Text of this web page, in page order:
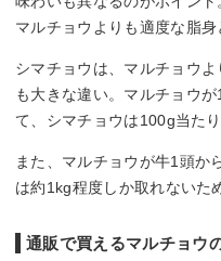
マルチョウよりも適度な脂身
シマチョウは、マルチョウ
も大きな違い。マルチョウ
て、シマチョウは100g当た
また、マルチョウが牛1頭か
は約1kg程度しか取れないた
通販で買えるマルチョウ